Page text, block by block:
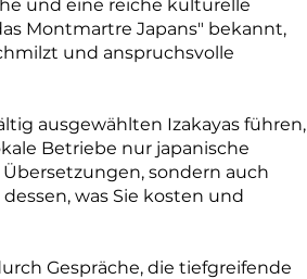
und eine reiche kulturelle
Montmartre Japans" bekannt,
und anspruchsvolle
ausgewählten Izakayas führen,
Betriebe nur japanische
sondern auch
was Sie kosten und
Gespräche, die tiefgreifende